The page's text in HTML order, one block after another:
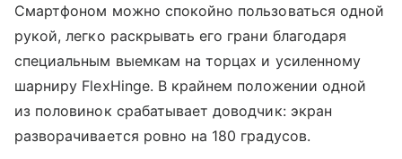
Смартфоном можно спокойно пользоваться одной
рукой, легко раскрывать его грани благодаря
специальным выемкам на торцах и усиленному
шарниру FlexHinge. В крайнем положении одной
из половинок срабатывает доводчик: экран
разворачивается ровно на 180 градусов.